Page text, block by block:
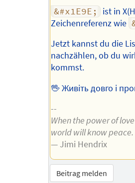
&#x1E9E;
ist in
Zeichenreferenz wie
Jetzt kannst du die
nachzählen, ob du
kommst.
🖖 Живіть довго і
--
When the power of
world will know peace.
— Jimi Hendrix
Beitrag melden